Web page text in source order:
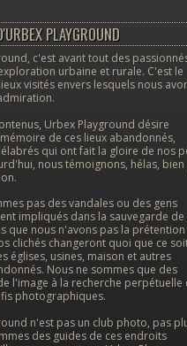
PLAYGROUND
c'est avant tout des
urbaine et rurale. C'est le
visités envers lesquels nous
Urbex Playground désire
de ces lieux abandonnés,
qui ont fait la gloire de nos
nous témoignons, hélas, bien
pas des vandales ou des gens
impliqués dans la sauvegarde de
que nous n'avons pas la
clichés changeront quoi que ce
églises, usines, maison et autres
Nous ne sommes que des
l'image à la recherche perpétuelle
photographiques.
n'est pas un club photo, pas
des guides de ces endroits